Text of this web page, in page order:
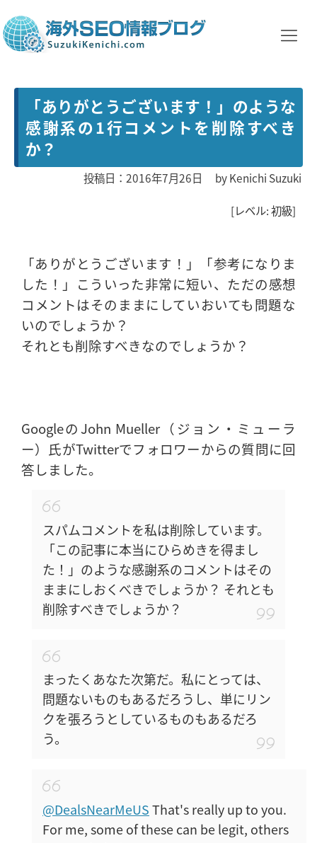
「ありがとうございます！」のような
感謝系の1行コメントを削除すべき
か？
投稿日：2016年7月26日 byKenichi Suzuki
[レベル: 初級]
「ありがとうございます！」「参考になりま
した！」こういった非常に短い、ただの感想
コメントはそのままにしていおいても問題な
いのでしょうか？
それとも削除すべきなのでしょうか？
GoogleのJohn Mueller（ジョン・ミューラ
ー）氏がTwitterでフォロワーからの質問に回
答しました。
スパムコメントを私は削除しています。
「この記事に本当にひらめきを得まし
た！」のような感謝系のコメントはその
ままにしおくべきでしょうか？ それとも
削除すべきでしょうか？
まったくあなた次第だ。私にとっては、
問題ないものもあるだろうし、単にリン
クを張ろうとしているものもあるだろ
う。
@DealsNearMeUSThat's really up to you.
For me, some of these can be legit, others